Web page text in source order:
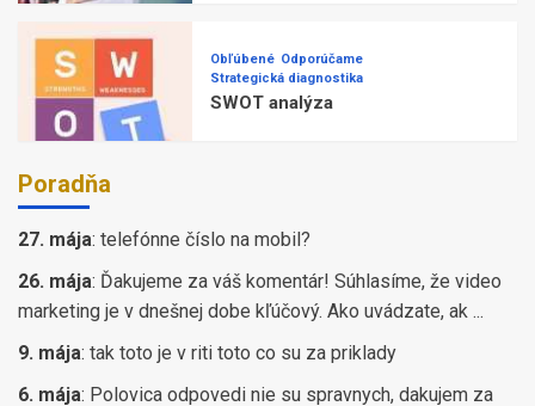
Obľúbené Odporúčame
Strategická diagnostika
SWOT analýza
Poradňa
27. mája: telefónne číslo na mobil?
26. mája: Ďakujeme za váš komentár! Súhlasíme, že video
marketing je v dnešnej dobe kľúčový. Ako uvádzate, ak ...
9. mája: tak toto je v riti toto co su za priklady
6. mája: Polovica odpovedi nie su spravnych, dakujem za